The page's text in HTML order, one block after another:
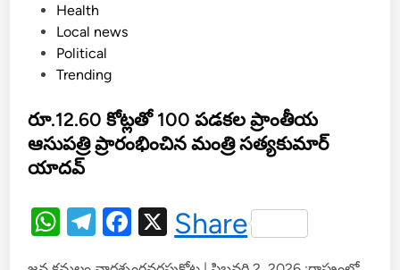
i
n
Health
Local news
Political
Trending
రూ.12.60 కోట్లతో 100 పడకల ప్రాంతీయ
ఆసుపత్రి ప్రారంభించిన మంత్రి సత్యకుమార్
యాదవ్
W T
F
X
Share